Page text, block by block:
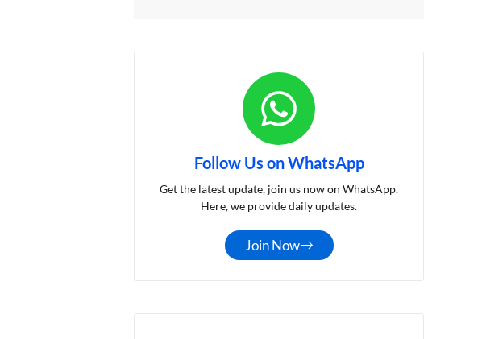
Follow Us on WhatsApp
Get the latest update, join us now on WhatsApp.
Here, we provide daily updates.
Join Now